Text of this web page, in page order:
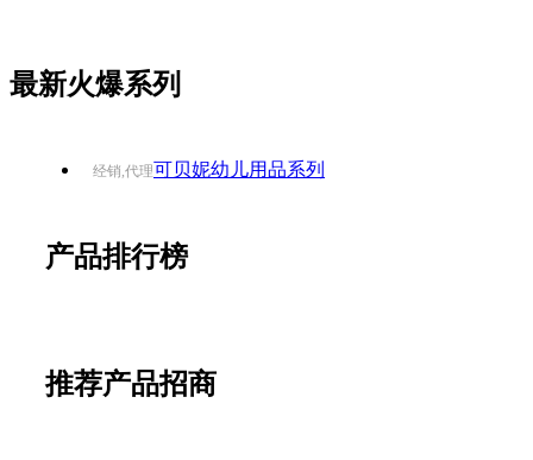
最新火爆系列
经销,代理可贝妮幼儿用品系列
产品排行榜
推荐产品招商